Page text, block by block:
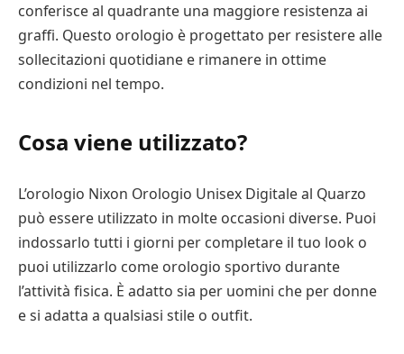
conferisce al quadrante una maggiore resistenza ai
graffi. Questo orologio è progettato per resistere alle
sollecitazioni quotidiane e rimanere in ottime
condizioni nel tempo.
Cosa viene utilizzato?
L’orologio Nixon Orologio Unisex Digitale al Quarzo
può essere utilizzato in molte occasioni diverse. Puoi
indossarlo tutti i giorni per completare il tuo look o
puoi utilizzarlo come orologio sportivo durante
l’attività fisica. È adatto sia per uomini che per donne
e si adatta a qualsiasi stile o outfit.